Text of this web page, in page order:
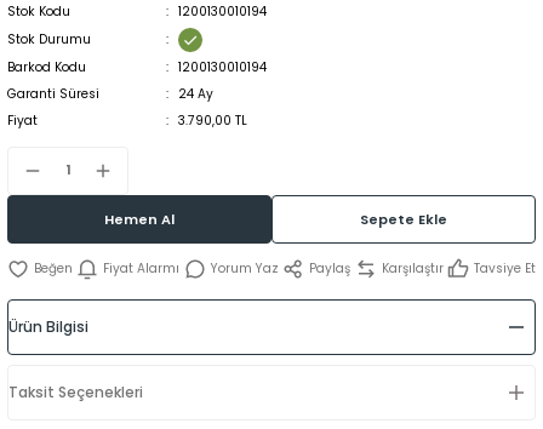
Stok Kodu
1200130010194
Stok Durumu
Barkod Kodu
1200130010194
Garanti Süresi
24 Ay
Fiyat
3.790,00 TL
Hemen Al Sepete Ekle
Fiyat Alarmı Yorum Yaz Paylaş Karşılaştır Tavsiye Et
Ürün Bilgisi
Taksit Seçenekleri